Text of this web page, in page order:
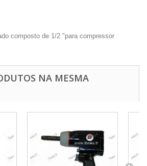
composto de 1/2 "para compressor
NA MESMA